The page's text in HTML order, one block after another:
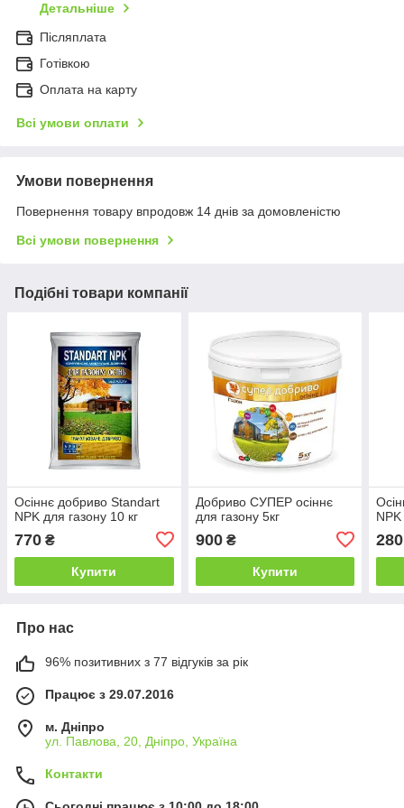
Детальніше
Післяплата
Готівкою
Оплата на карту
Всі умови оплати
Умови повернення
Повернення товару впродовж 14 днів за домовленістю
Всі умови повернення
Подібні товари компанії
Осіннє добриво Standart
NPK для газону 10 кг
770 ₴
Купити
Добриво СУПЕР осіннє
для газону 5кг
900₴
Купити
NPK
280
Про нас
96% позитивних з 77 відгуків за рік
Працює з 29.07.2016
м. Дніпро
ул. Павлова, 20, Дніпро, Україна
Контакти